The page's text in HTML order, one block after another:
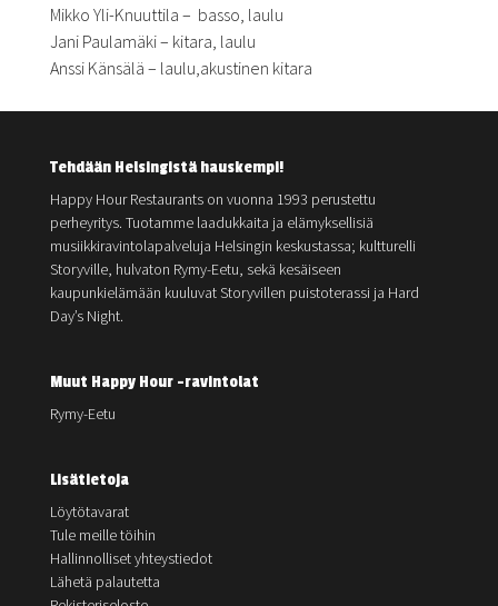
Mikko Yli-Knuuttila – basso, laulu
Jani Paulamäki – kitara, laulu
Anssi Känsälä – laulu,akustinen kitara
Tehdään Helsingistä hauskempi!
Happy Hour Restaurants on vuonna 1993 perustettu
perheyritys. Tuotamme laadukkaita ja elämyksellisiä
musiikkiravintolapalveluja Helsingin keskustassa; kultturelli
Storyville, hulvaton Rymy-Eetu, sekä kesäiseen
kaupunkielämään kuuluvat Storyvillen puistoterassi ja Hard
Day’s Night.
Muut Happy Hour -ravintolat
Rymy-Eetu
Lisätietoja
Löytötavarat
Tule meille töihin
Hallinnolliset yhteystiedot
Lähetä palautetta